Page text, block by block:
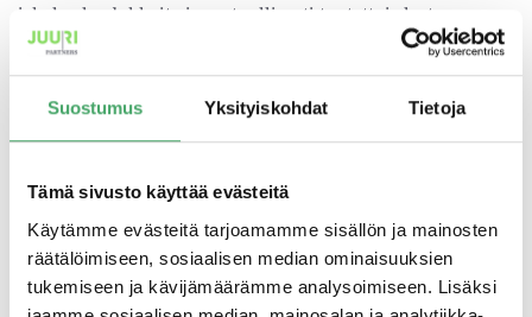
Suostumus Yksityiskohdat Tietoja
Tämä sivusto käyttää evästeitä
Käytämme evästeitä tarjoamamme sisällön ja mainosten
räätälöimiseen, sosiaalisen median ominaisuuksien
tukemiseen ja kävijämäärämme analysoimiseen. Lisäksi
jakelee laadukkaita ja vastuullisesti tuotettuja lasten
ulkoleikkipaikkatuotteita sekä -kokonaisuuksia. Omien
tuotteidensa lisäksi Puuha Group edustaa laajasti
halutuimpia kansainvälisiä lasten leikkipaikkakalusteiden
Ulkoleikkipaikkakalusteiden valmistuksen ja jakelun
urakointikokonaisuuksia laajan ja osaavan
kumppaniverkoston avulla.